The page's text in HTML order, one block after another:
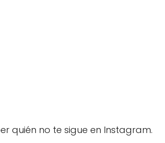
quién no te sigue en Instagram.